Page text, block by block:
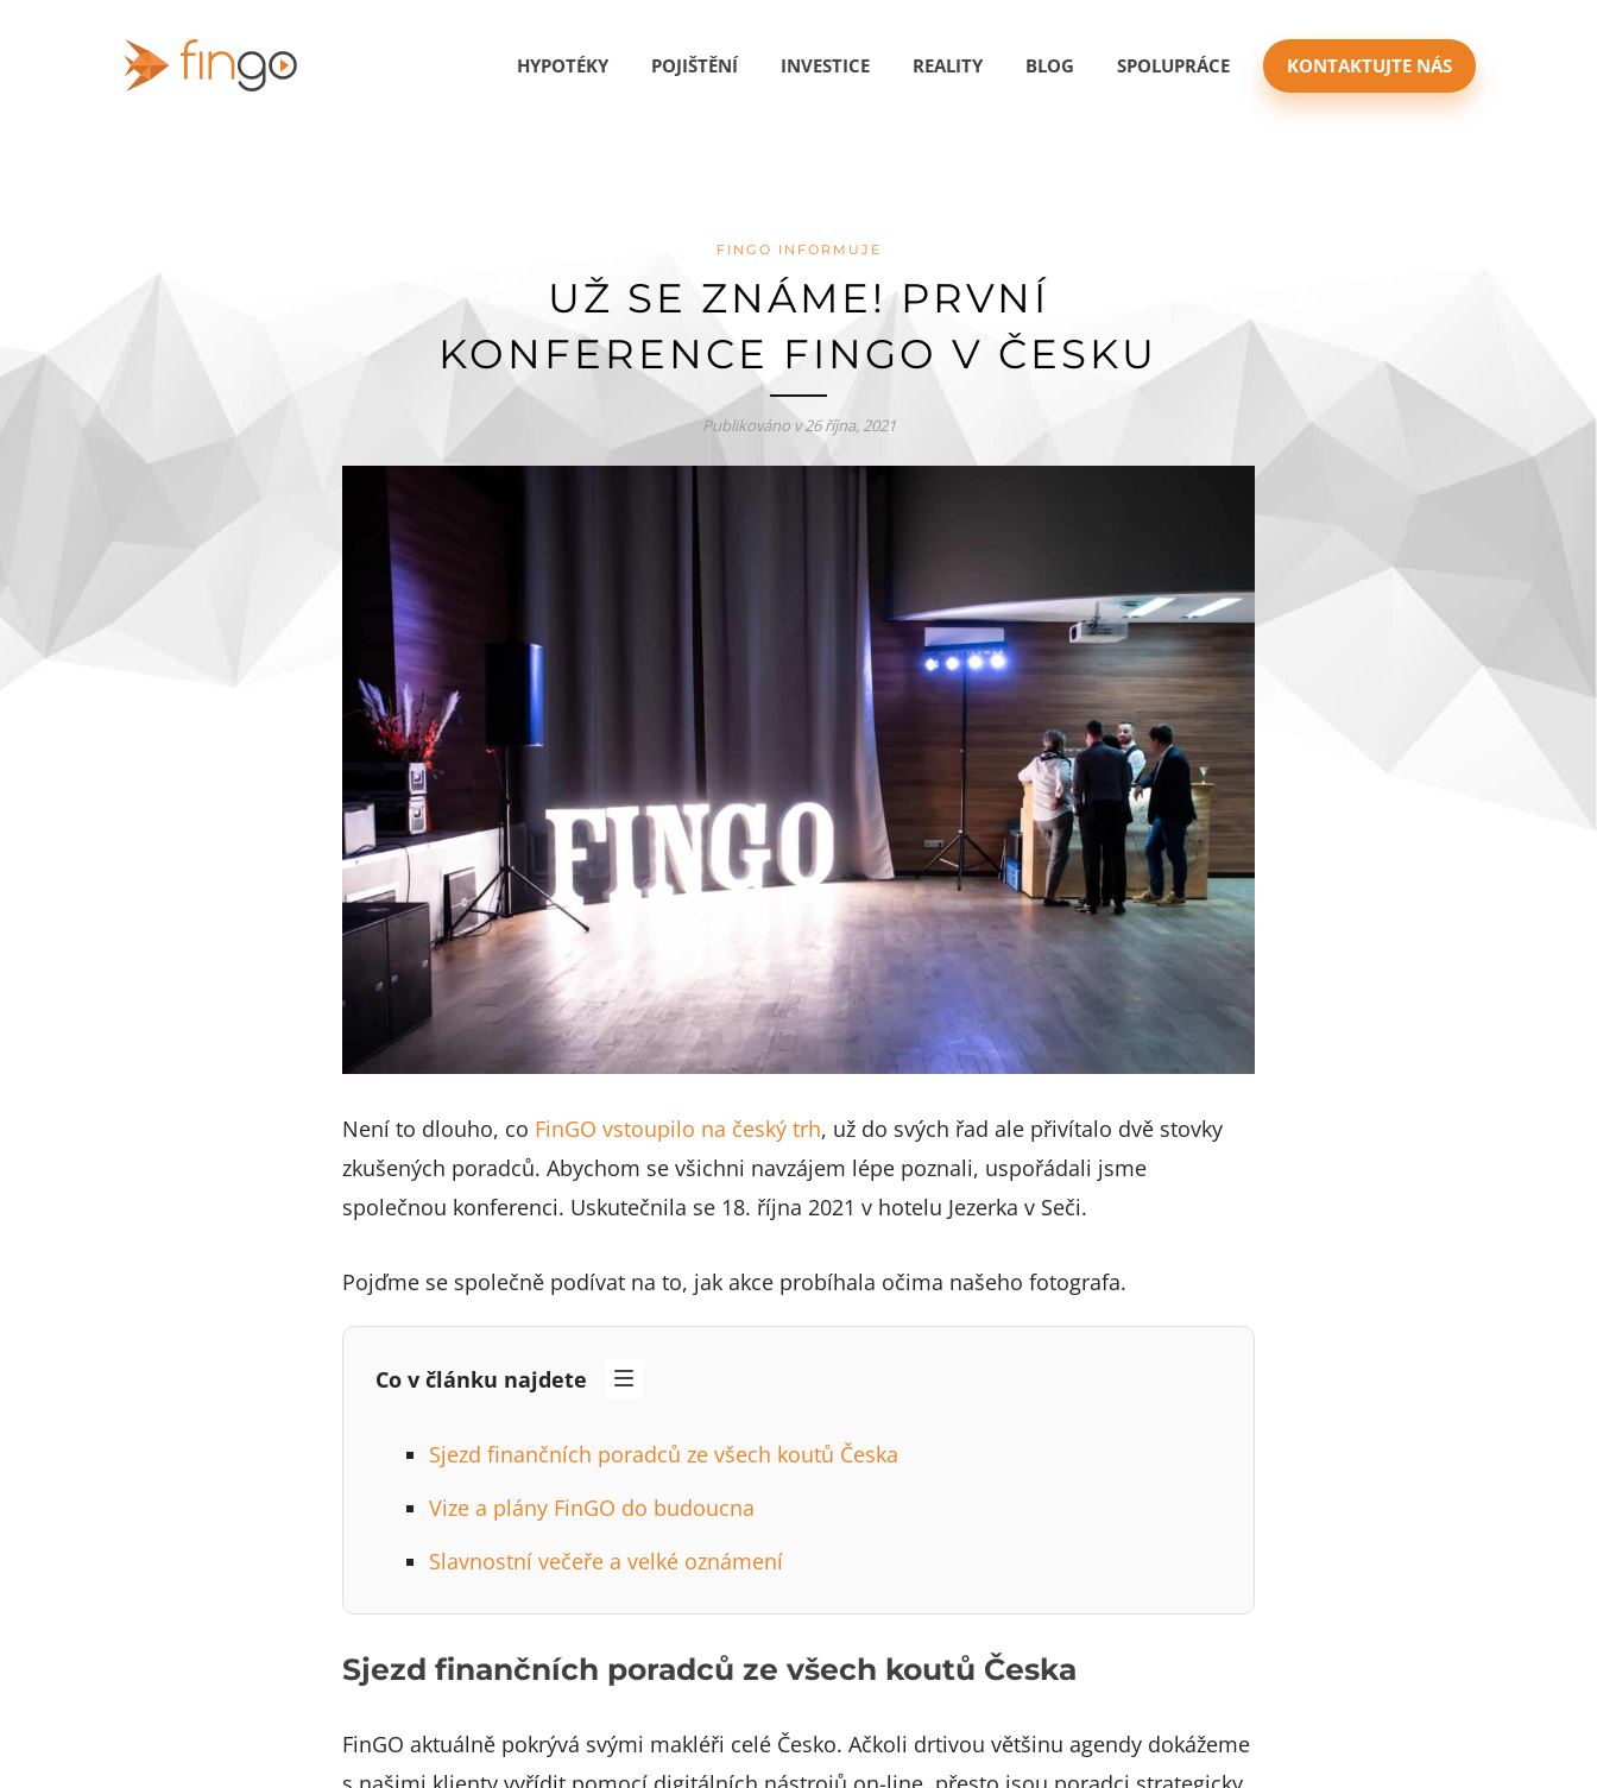
HYPOTÉKY POJIŠTĚNÍ INVESTICE REALITY BLOG SPOLUPRÁCE KONTAKTUJTE NÁS
FINGO INFORMUJE
UŽ SE ZNÁME! PRVNÍ
KONFERENCE FINGO V ČESKU
Publikováno v26 října, 2021
Není to dlouho, co FinGO vstoupilo na český trh, už do svých řad ale přivítalo dvě stovky
zkušených poradců. Abychom se všichni navzájem lépe poznali, uspořádali jsme
společnou konferenci. Uskutečnila se 18. října 2021 v hotelu Jezerka v Seči.
Pojďme se společně podívat na to, jak akce probíhala očima našeho fotografa.
Co v článku najdete
Sjezd finančních poradců ze všech koutů Česka
Vize a plány FinGO do budoucna
Slavnostní večeře a velké oznámení
Sjezd finančních poradců ze všech koutů Česka
FinGO aktuálně pokrývá svými makléři celé Česko. Ačkoli drtivou většinu agendy dokážeme